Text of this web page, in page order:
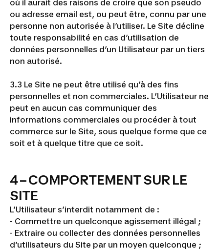
où il aurait des raisons de croire que son pseudo
ou adresse email est, ou peut être, connu par une
personne non autorisée à l’utiliser. Le Site décline
toute responsabilité en cas d’utilisation de
données personnelles d’un Utilisateur par un tiers
non autorisé.
3.3 Le Site ne peut être utilisé qu’à des fins
personnelles et non commerciales. L’Utilisateur ne
peut en aucun cas communiquer des
informations commerciales ou procéder à tout
commerce sur le Site, sous quelque forme que ce
soit et à quelque titre que ce soit.
4 – COMPORTEMENT SUR LE
SITE
L’Utilisateur s’interdit notamment de :
- Commettre un quelconque agissement illégal ;
- Extraire ou collecter des données personnelles
d’utilisateurs du Site par un moyen quelconque ;